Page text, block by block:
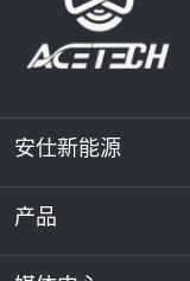
安仕新能源
关于我们
产品